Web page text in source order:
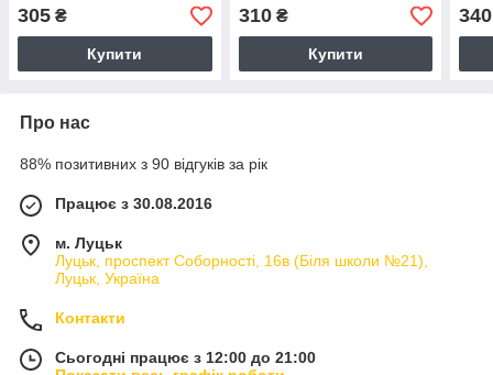
305 ₴
Купити
310₴
Купити
340
Про нас
88% позитивних з 90 відгуків за рік
Працює з 30.08.2016
м. Луцьк
Луцьк, проспект Соборності, 16в (Біля школи №21),
Луцьк, Україна
Контакти
Сьогодні працює з 12:00 до 21:00